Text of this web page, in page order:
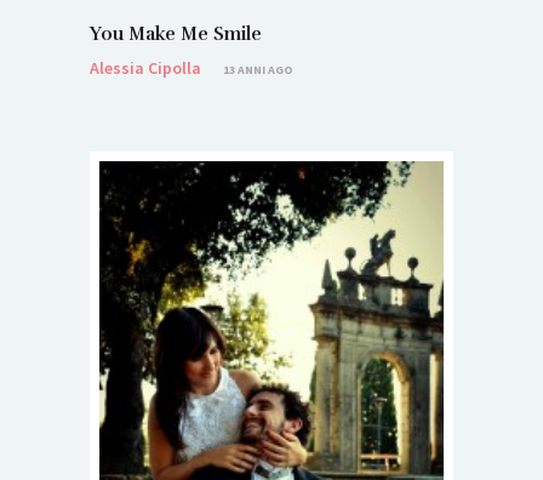
You Make Me Smile
Alessia Cipolla
13 ANNI AGO